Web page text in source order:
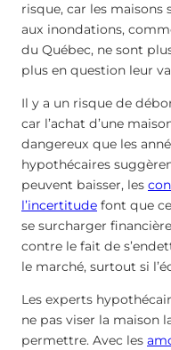
risque, car les maisons
aux inondations,
du Québec, ne sont
plus en question leur
Il y a un risque de
car l’achat d’une
dangereux que les
hypothécaires
peuvent baisser, les
l’incertitude font que
se surcharger
contre le fait de
le marché, surtout si
Les experts
ne pas viser la maison
permettre. Avec les